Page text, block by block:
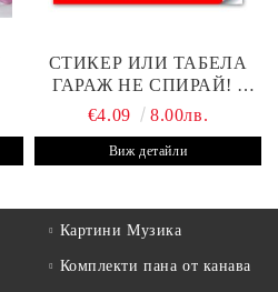
СТИКЕР ИЛИ ТАБЕЛА
ГАРАЖ НЕ СПИРАЙ! -
30Х19 СМ
€4.09 8.00лв.
Виж детайли
Картини Музика
Комплекти пана от канава